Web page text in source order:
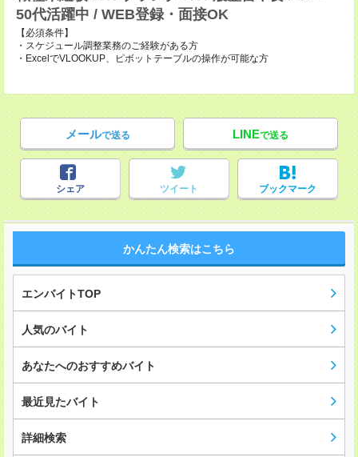
50代活躍中 / WEB登録・面接OK
【必須条件】
・スケジュール調整業務のご経験がある方
・ExcelでVLOOKUP、ピボットテーブルの操作が可能な方
メールで送る LINEで送る
シェア ツイート ブックマーク
かんたん検索はこちら
エンバイトTOP
人気のバイト
あなたへのおすすめバイト
最近見たバイト
詳細検索